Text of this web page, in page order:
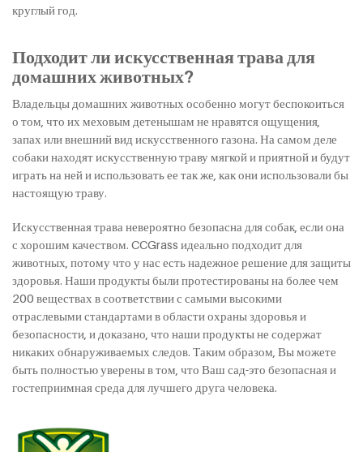
круглый год.
Подходит ли искусственная трава для
домашних животных?
Владельцы домашних животных особенно могут беспокоиться
о том, что их меховым детенышам не нравятся ощущения,
запах или внешний вид искусственного газона. На самом деле
собаки находят искусственную траву мягкой и приятной и будут
играть на ней и использовать ее так же, как они использовали бы
настоящую траву.
Искусственная трава невероятно безопасна для собак, если она
с хорошим качеством. CCGrass идеально подходит для
животных, потому что у нас есть надежное решение для защиты
здоровья. Наши продукты были протестированы на более чем
200 веществах в соответствии с самыми высокими
отраслевыми стандартами в области охраны здоровья и
безопасности, и доказано, что наши продукты не содержат
никаких обнаруживаемых следов. Таким образом, Вы можете
быть полностью уверены в том, что Ваш сад-это безопасная и
гостеприимная среда для лучшего друга человека.